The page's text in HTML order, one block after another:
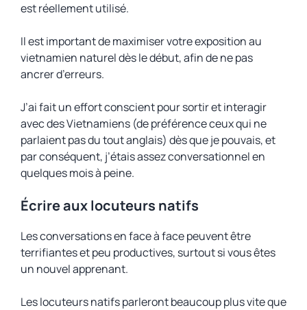
est réellement utilisé.
Il est important de maximiser votre exposition au
vietnamien naturel dès le début, afin de ne pas
ancrer d’erreurs.
J’ai fait un effort conscient pour sortir et interagir
avec des Vietnamiens (de préférence ceux qui ne
parlaient pas du tout anglais) dès que je pouvais, et
par conséquent, j’étais assez conversationnel en
quelques mois à peine.
Écrire aux locuteurs natifs
Les conversations en face à face peuvent être
terrifiantes et peu productives, surtout si vous êtes
un nouvel apprenant.
Les locuteurs natifs parleront beaucoup plus vite que